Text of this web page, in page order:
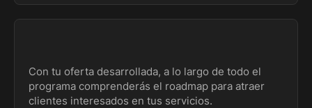
Con tu oferta desarrollada, a lo largo de todo el
programa comprenderás el roadmap para atraer
clientes interesados en tus servicios.